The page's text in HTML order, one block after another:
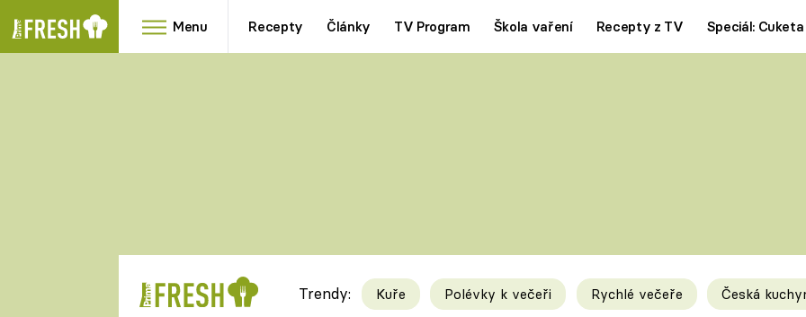
Menu Recepty Články TV Program Škola vaření Recepty z TV Speciál: Cuketa
RYCHLOVKY
Trendy: Kuře Polévky k večeři Rychlé večeře Česká